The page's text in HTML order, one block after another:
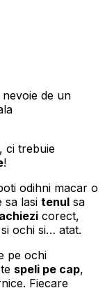
de un
ci trebuie
!
odihni macar o
sa lasi tenul sa
corect,
ochi si… atat.
pe ochi
speli pe cap,
Fiecare